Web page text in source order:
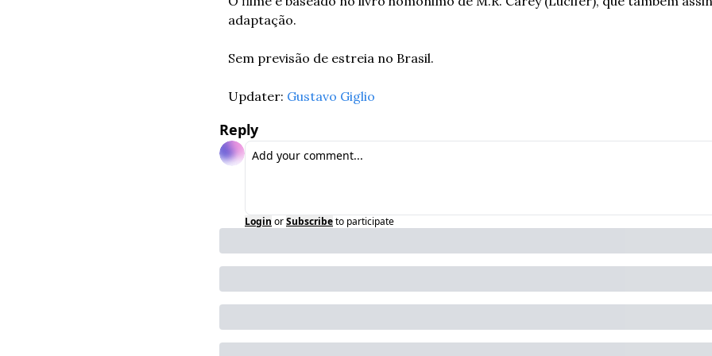
adaptação.
Sem previsão de estreia no Brasil.
Updater: Gustavo Giglio
Reply
Login orSubscribeto participate